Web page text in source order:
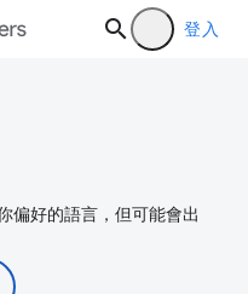
登入
偏好的語言，但可能會出